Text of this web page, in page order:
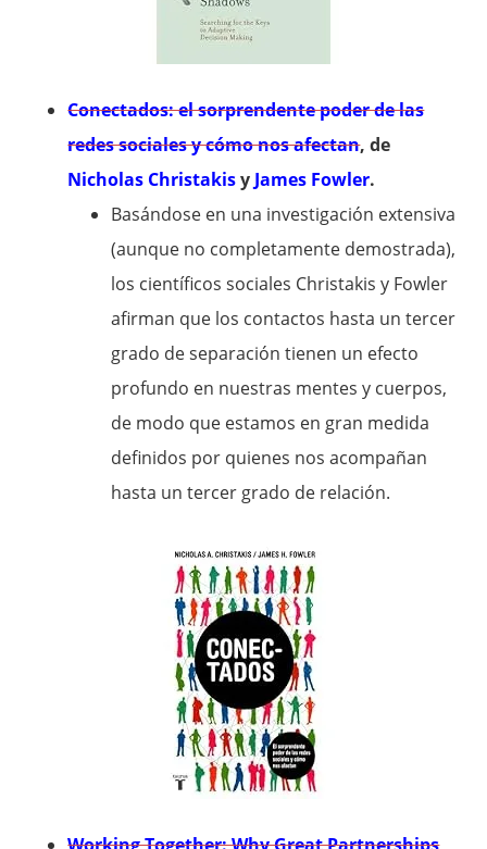
Conectados: el sorprendente poder de las
redes sociales y cómo nos afectan, de
Nicholas Christakisy James Fowler.
Basándose en una investigación extensiva
(aunque no completamente demostrada),
los científicos sociales Christakis y Fowler
afirman que los contactos hasta un tercer
grado de separación tienen un efecto
profundo en nuestras mentes y cuerpos,
de modo que estamos en gran medida
definidos por quienes nos acompañan
hasta un tercer grado de relación.